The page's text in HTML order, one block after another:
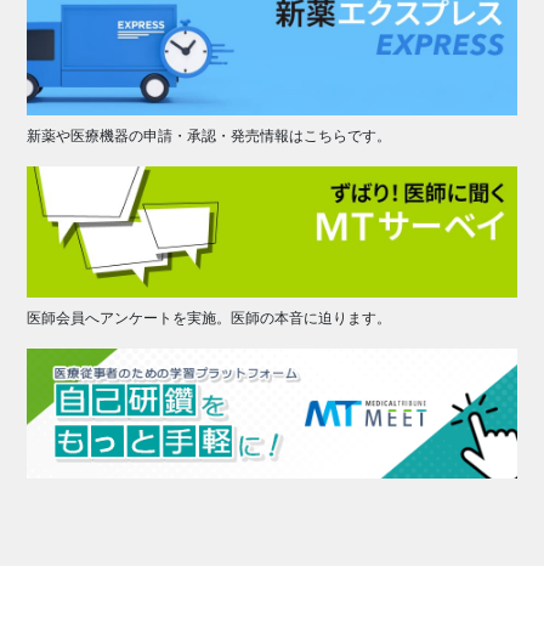
新薬や医療機器の申請・承認・発売情報はこちらです。
医師会員へアンケートを実施。医師の本音に迫ります。